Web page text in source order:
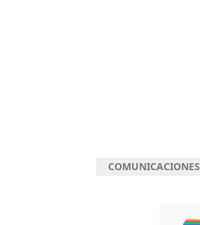
COMUNICACIONES